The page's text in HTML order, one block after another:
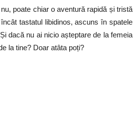
poate chiar o aventură rapidă și tristă
tastatul libidinos, ascuns în spatele
dacă nu ai nicio așteptare de la femeia
la tine? Doar atâta poți?